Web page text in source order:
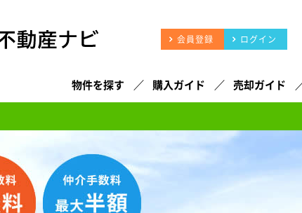
会員登録 ログイン
物件を探す 購入ガイド 売却ガイド